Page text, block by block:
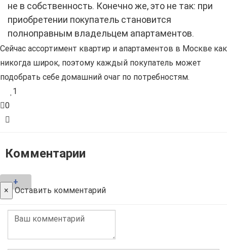
не в собственность. Конечно же, это не так: при
приобретении покупатель становится
полноправным владельцем апартаментов.
Сейчас ассортимент квартир и апартаментов в Москве как
никогда широк, поэтому каждый покупатель может
подобрать себе домашний очаг по потребностям.
1
0
Комментарии
+
× Оставить комментарий